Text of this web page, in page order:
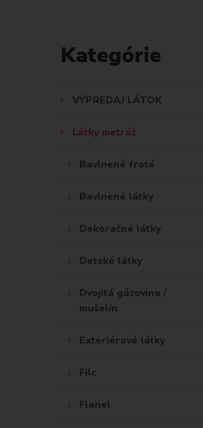
D
Ť
:
Kategórie
VÝPREDAJ LÁTOK
Látky metráž
Bavlnené froté
Bavlnené látky
Dekoračné látky
Detské látky
Dvojitá gázovina /
mušelín
Exteriérové látky
Filc
Flanel